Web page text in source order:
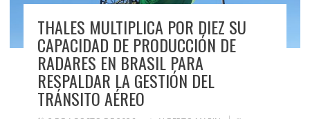
THALES MULTIPLICA POR DIEZ SU
CAPACIDAD DE PRODUCCIÓN DE
RADARES EN BRASIL PARA
RESPALDAR LA GESTIÓN DEL
TRÁNSITO AÉREO